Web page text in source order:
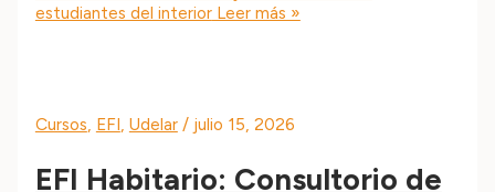
estudiantes del interiorLeer más »
Cursos EFI Udelar/ julio 15, 2026
EFI Habitario: Consultorio de